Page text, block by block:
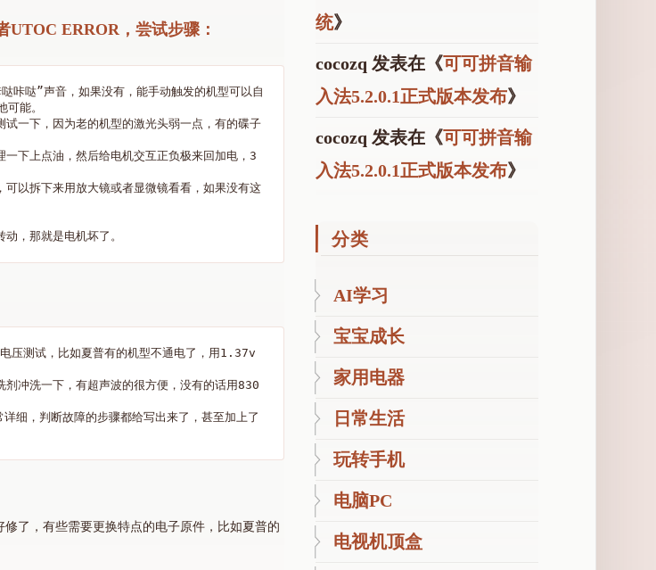
ERROR，尝试步骤：
咔哒”声音，如果没有，能手动触发的机型可以自
能。
一下，因为老的机型的激光头弱一点，有的碟子
下上点油，然后给电机交互正负极来回加电，3
以拆下来用放大镜或者显微镜看看，如果没有这
压测试，比如夏普有的机型不通电了，用1.37v
冲洗一下，有超声波的很方便，没有的话用830
，判断故障的步骤都给写出来了，甚至加上了
了，有些需要更换特点的电子原件，比如夏普的
统》
cocozq 发表在《可可拼音输
入法5.2.0.1正式版本发布》
cocozq 发表在《可可拼音输
入法5.2.0.1正式版本发布》
分类
AI学习
宝宝成长
家用电器
日常生活
玩转手机
电脑PC
电视机顶盒